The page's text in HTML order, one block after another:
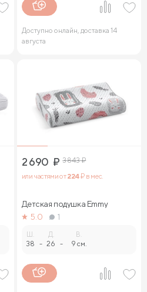
Доступно онлайн, доставка 14
августа
2 690 ₽ 3 843₽
или частями от224₽ в мес.
Детская подушка Emmy
5.0
1
38 -
Д.
26 -
В.
9 см.